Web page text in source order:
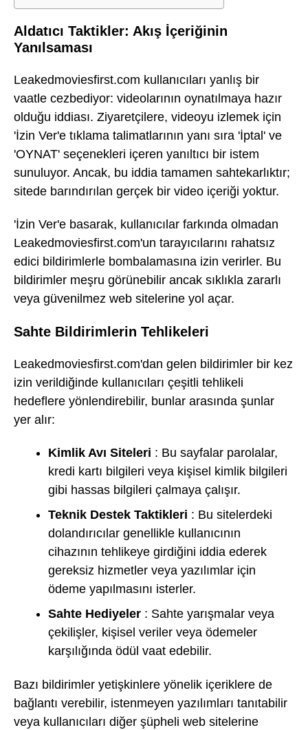
Aldatıcı Taktikler: Akış İçeriğinin
Yanılsaması
Leakedmoviesfirst.com kullanıcıları yanlış bir
vaatle cezbediyor: videolarının oynatılmaya hazır
olduğu iddiası. Ziyaretçilere, videoyu izlemek için
'İzin Ver'e tıklama talimatlarının yanı sıra 'İptal' ve
'OYNAT' seçenekleri içeren yanıltıcı bir istem
sunuluyor. Ancak, bu iddia tamamen sahtekarlıktır;
sitede barındırılan gerçek bir video içeriği yoktur.
'İzin Ver'e basarak, kullanıcılar farkında olmadan
Leakedmoviesfirst.com'un tarayıcılarını rahatsız
edici bildirimlerle bombalamasına izin verirler. Bu
bildirimler meşru görünebilir ancak sıklıkla zararlı
veya güvenilmez web sitelerine yol açar.
Sahte Bildirimlerin Tehlikeleri
Leakedmoviesfirst.com'dan gelen bildirimler bir kez
izin verildiğinde kullanıcıları çeşitli tehlikeli
hedeflere yönlendirebilir, bunlar arasında şunlar
yer alır:
Kimlik Avı Siteleri : Bu sayfalar parolalar,
kredi kartı bilgileri veya kişisel kimlik bilgileri
gibi hassas bilgileri çalmaya çalışır.
Teknik Destek Taktikleri : Bu sitelerdeki
dolandırıcılar genellikle kullanıcının
cihazının tehlikeye girdiğini iddia ederek
gereksiz hizmetler veya yazılımlar için
ödeme yapılmasını isterler.
Sahte Hediyeler : Sahte yarışmalar veya
çekilişler, kişisel veriler veya ödemeler
karşılığında ödül vaat edebilir.
Bazı bildirimler yetişkinlere yönelik içeriklere de
bağlantı verebilir, istenmeyen yazılımları tanıtabilir
veya kullanıcıları diğer şüpheli web sitelerine